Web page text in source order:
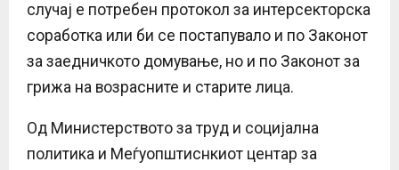
случај е потребен протокол за интерсекторска
соработка или би се постапувало и по Законот
за заедничкото домување, но и по Законот за
грижа на возрасните и старите лица.
Од Министерството за труд и социјална
политика и Меѓуопштиснкиот центар за